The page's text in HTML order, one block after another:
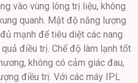
vào vùng lông trị liệu, không
quanh. Mật độ năng lượng
mạnh để tiêu diệt các nang
điều trị. Chế độ làm lạnh tốt
không có cảm giác đau,
điều trị. Với các máy IPL